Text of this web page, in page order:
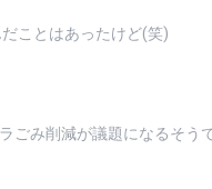
ことはあったけど(笑)
ごみ削減が議題になるそう